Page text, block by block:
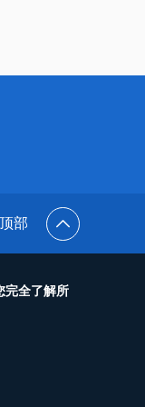
部
完全了解所